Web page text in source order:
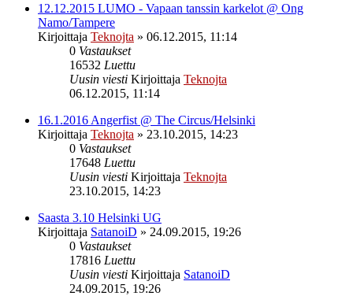
12.12.2015 LUMO - Vapaan tanssin karkelot @ Ong
Namo/Tampere
Kirjoittaja Teknojta » 06.12.2015, 11:14
0 Vastaukset
16532 Luettu
Uusin viesti Kirjoittaja Teknojta
06.12.2015, 11:14
16.1.2016 Angerfist @ The Circus/Helsinki
Kirjoittaja Teknojta » 23.10.2015, 14:23
0 Vastaukset
17648 Luettu
Uusin viesti Kirjoittaja Teknojta
23.10.2015, 14:23
Saasta 3.10 Helsinki UG
Kirjoittaja SatanoiD » 24.09.2015, 19:26
0 Vastaukset
17816 Luettu
Uusin viesti Kirjoittaja SatanoiD
24.09.2015, 19:26